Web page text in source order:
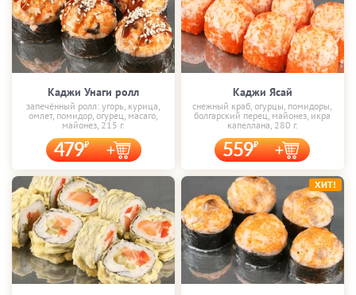
Каджи Унаги ролл
запечённый ролл: угорь, курица,
омлет, помидор, огурец, масаго,
майонез, 215 г.
479
Каджи Ясай
снежный краб, огурцы, помидоры,
болгарский перец, майонез, икра
капеллана, 280 г.
559
ХИТ!